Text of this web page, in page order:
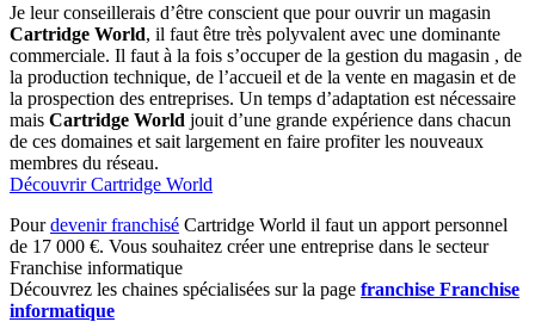
Je leur conseillerais d’être conscient que pour ouvrir un magasin
Cartridge World, il faut être très polyvalent avec une dominante
commerciale. Il faut à la fois s’occuper de la gestion du magasin , de
la production technique, de l’accueil et de la vente en magasin et de
la prospection des entreprises. Un temps d’adaptation est nécessaire
mais Cartridge World jouit d’une grande expérience dans chacun
de ces domaines et sait largement en faire profiter les nouveaux
membres du réseau.
Découvrir Cartridge World
Pourdevenir franchisé Cartridge World il faut un apport personnel
de 17 000 €. Vous souhaitez créer une entreprise dans le secteur
Franchise informatique
Découvrez les chaines spécialisées sur la page franchise Franchise
informatique